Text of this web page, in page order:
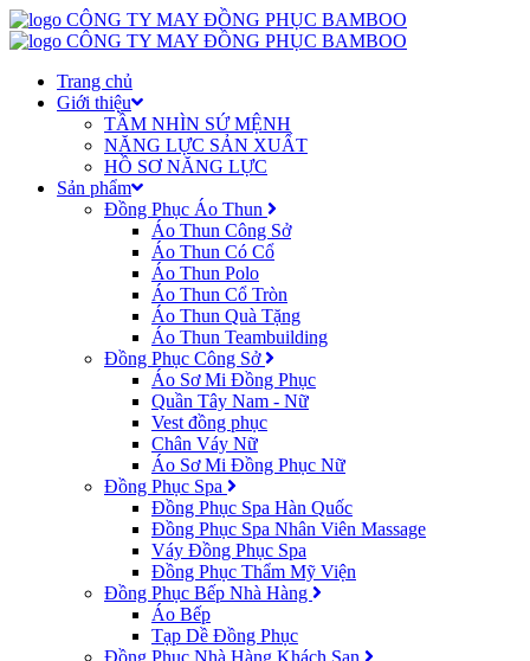
Trang chủ
Giới thiệu
TẦM NHÌN SỨ MỆNH
NĂNG LỰC SẢN XUẤT
HỒ SƠ NĂNG LỰC
Sản phẩm
Đồng Phục Áo Thun
Áo Thun Công Sở
Áo Thun Có Cổ
Áo Thun Polo
Áo Thun Cổ Tròn
Áo Thun Quà Tặng
Áo Thun Teambuilding
Đồng Phục Công Sở
Áo Sơ Mi Đồng Phục
Quần Tây Nam - Nữ
Vest đồng phục
Chân Váy Nữ
Áo Sơ Mi Đồng Phục Nữ
Đồng Phục Spa
Đồng Phục Spa Hàn Quốc
Đồng Phục Spa Nhân Viên Massage
Váy Đồng Phục Spa
Đồng Phục Thẩm Mỹ Viện
Đồng Phục Bếp Nhà Hàng
Áo Bếp
Tạp Dề Đồng Phục
Đồng Phục Nhà Hàng Khách Sạn